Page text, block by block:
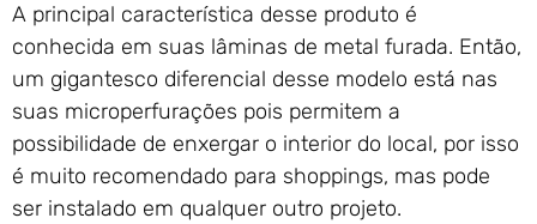
A principal característica desse produto é
conhecida em suas lâminas de metal furada. Então,
um gigantesco diferencial desse modelo está nas
suas microperfurações pois permitem a
possibilidade de enxergar o interior do local, por isso
é muito recomendado para shoppings, mas pode
ser instalado em qualquer outro projeto.